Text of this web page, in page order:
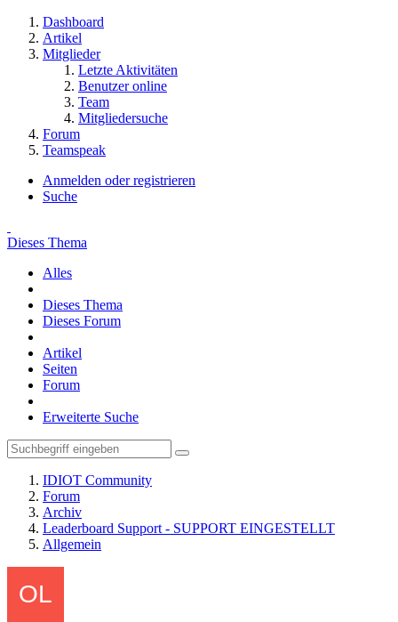
Dashboard
Artikel
Mitglieder
Letzte Aktivitäten
Benutzer online
Team
Mitgliedersuche
Forum
Teamspeak
Anmelden oder registrieren
Suche
Dieses Thema
Alles
Dieses Thema
Dieses Forum
Artikel
Seiten
Forum
Erweiterte Suche
IDIOT Community
Forum
Archiv
Leaderboard Support - SUPPORT EINGESTELLT
Allgemein